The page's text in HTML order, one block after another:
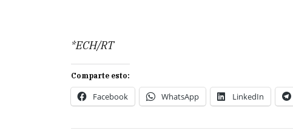
*ECH/RT
Comparte esto:
Facebook WhatsApp LinkedIn